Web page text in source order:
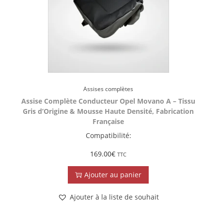
Assises complètes
Assise Complète Conducteur Opel Movano A – Tissu
Gris d’Origine & Mousse Haute Densité, Fabrication
Française
Compatibilité:
169.00€ TTC
Ajouter au panier
Ajouter à la liste de souhait